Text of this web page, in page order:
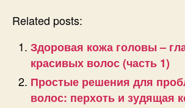
Related posts:
Здоровая кожа головы –
красивых волос (часть 1)
Простые решения для
волос: перхоть и зудящая